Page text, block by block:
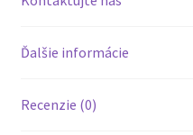
Ďalšie informácie
Recenzie (0)